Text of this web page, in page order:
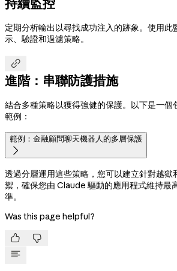
定期分析輸出以尋找成功注入的跡象。使用此
示、驗證和過濾策略。

進階：串聯防護措施
結合多種策略以獲得強健的保護。以下是一個
範例：
範例：金融顧問聊天機器人的多層保護

透過分層運用這些策略，您可以建立針對越獄
禦，確保您由 Claude 驅動的應用程式維持最
準。
Was this page helpful?
 